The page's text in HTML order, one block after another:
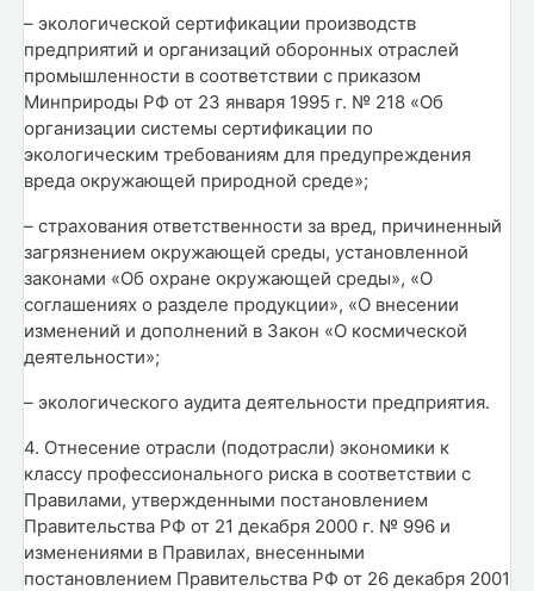
– экологической сертификации производств
предприятий и организаций оборонных отраслей
промышленности в соответствии с приказом
Минприроды РФ от 23 января 1995 г. № 218 «Об
организации системы сертификации по
экологическим требованиям для предупреждения
вреда окружающей природной среде»;
– страхования ответственности за вред, причиненный
загрязнением окружающей среды, установленной
законами «Об охране окружающей среды», «О
соглашениях о разделе продукции», «О внесении
изменений и дополнений в Закон «О космической
деятельности»;
– экологического аудита деятельности предприятия.
4. Отнесение отрасли (подотрасли) экономики к
классу профессионального риска в соответствии с
Правилами, утвержденными постановлением
Правительства РФ от 21 декабря 2000 г. № 996 и
изменениями в Правилах, внесенными
постановлением Правительства РФ от 26 декабря 2001